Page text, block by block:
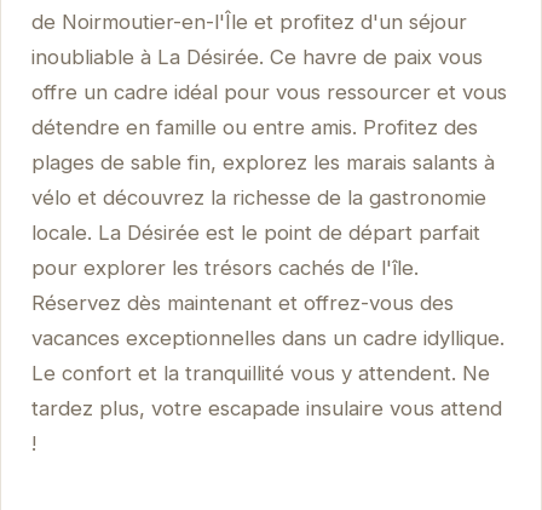
de Noirmoutier-en-l'Île et profitez d'un séjour
inoubliable à La Désirée. Ce havre de paix vous
offre un cadre idéal pour vous ressourcer et vous
détendre en famille ou entre amis. Profitez des
plages de sable fin, explorez les marais salants à
vélo et découvrez la richesse de la gastronomie
locale. La Désirée est le point de départ parfait
pour explorer les trésors cachés de l'île.
Réservez dès maintenant et offrez-vous des
vacances exceptionnelles dans un cadre idyllique.
Le confort et la tranquillité vous y attendent. Ne
tardez plus, votre escapade insulaire vous attend
!